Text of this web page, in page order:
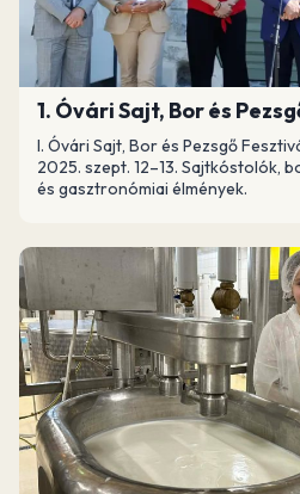
1. Óvári Sajt, Bor és
I. Óvári Sajt, Bor és Pezsgő
2025. szept. 12–13. Sajtkóstolók,
és gasztronómiai élmények.